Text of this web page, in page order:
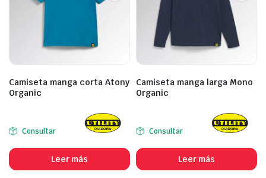
Camiseta manga corta Atony
Organic
Consultar
Leer más
Camiseta manga larga Mono
Organic
Consultar
Leer más